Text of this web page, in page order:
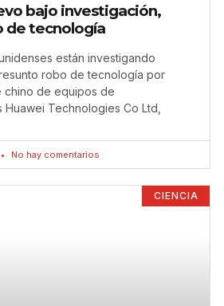
bajo investigación,
de tecnología
están investigando
robo de tecnología por
chino de equipos de
Technologies Co Ltd,
No hay comentarios
CIENCIA